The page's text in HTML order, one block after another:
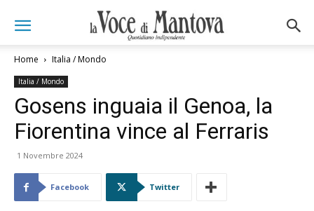
Home Italia / Mondo
Italia / Mondo
Gosens inguaia il Genoa, la
Fiorentina vince al Ferraris
1 Novembre 2024
Facebook Twitter